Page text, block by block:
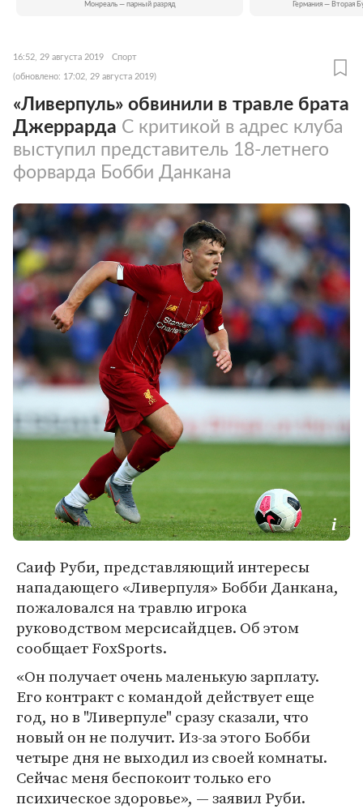
Монреаль — парный разряд Германия — Вторая
16:52, 29 августа 2019 Спорт
(обновлено: 17:02, 29 августа 2019)
«Ливерпуль» обвинили в травле брата
Джеррарда С критикой в адрес клуба
выступил представитель 18-летнего
форварда Бобби Данкана
Саиф Руби, представляющий интересы
нападающего «Ливерпуля» Бобби Данкана,
пожаловался на травлю игрока
руководством мерсисайдцев. Об этом
сообщает FoxSports.
«Он получает очень маленькую зарплату.
Его контракт с командой действует еще
год, но в "Ливерпуле" сразу сказали, что
новый он не получит. Из-за этого Бобби
четыре дня не выходил из своей комнаты.
Сейчас меня беспокоит только его
психическое здоровье», — заявил Руби.